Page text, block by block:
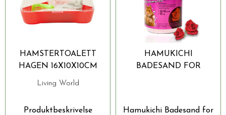
HAMSTERTOALETT
HAGEN 16X10X10CM
Living World
Produktbeskrivelse
HAMUKICHI
BADESAND FOR
Hamukichi Badesand for